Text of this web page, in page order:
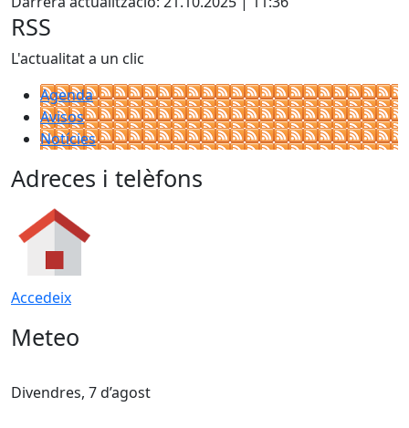
RSS
L'actualitat a un clic
Agenda
Avisos
Notícies
Adreces i telèfons
Accedeix
Meteo
Divendres, 7 d’agost